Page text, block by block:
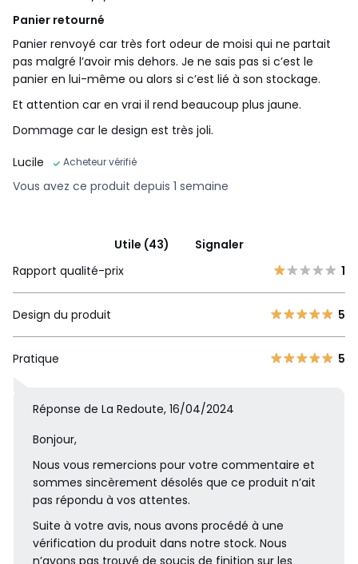
Panier retourné
Panier renvoyé car très fort odeur de moisi qui ne partait
pas malgré l’avoir mis dehors. Je ne sais pas si c’est le
panier en lui-même ou alors si c’est lié à son stockage.
Et attention car en vrai il rend beaucoup plus jaune.
Dommage car le design est très joli.
Lucile
Acheteur vérifié
Vous avez ce produit depuis 1 semaine
Utile (43)
Signaler
Rapport qualité-prix
1
Design du produit 5
Pratique 5
Réponse de La Redoute, 16/04/2024
Bonjour,
Nous vous remercions pour votre commentaire et
sommes sincèrement désolés que ce produit n’ait
pas répondu à vos attentes.
Suite à votre avis, nous avons procédé à une
vérification du produit dans notre stock. Nous
n’avons pas trouvé de soucis de finition sur les